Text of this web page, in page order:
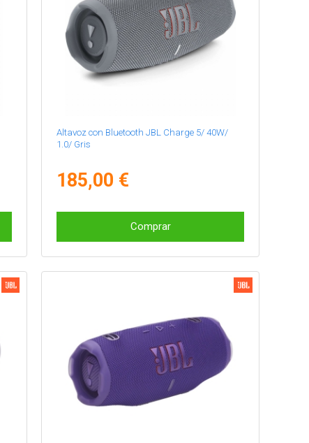
Altavoz con Bluetooth JBL Charge 5/ 40W/
1.0/ Gris
185,00 €
Comprar